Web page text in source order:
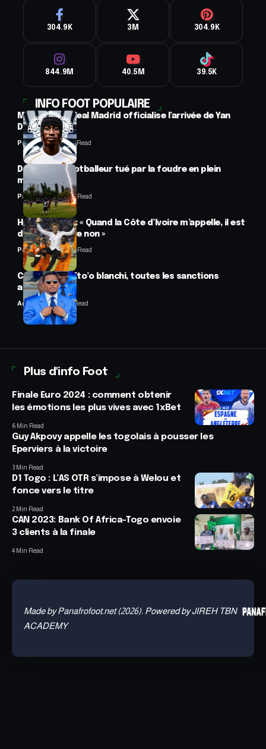
304.9K 3M 304.9K
844.9M 40.5M 39.5K
INFO FOOT POPULAIRE
Mercato : Le Real Madrid officialise l’arrivée de Yan
Diomandé
Panafrofoot1 Min Read
Drame : un footballeur tué par la foudre en plein
match
Panafrofoot2 Min Read
Hervé Renard : « Quand la Côte d’Ivoire m’appelle, il est
difficile de dire non »
Panafrofoot2 Min Read
CAF : Samuel Eto’o blanchi, toutes les sanctions
annulées
Anselme AVI2 Min Read
Plus d'info Foot
Finale Euro 2024 : comment obtenir
les émotions les plus vives avec 1xBet
6 Min Read
Guy Akpovy appelle les togolais à pousser les
Eperviers à la victoire
3 Min Read
D1 Togo : L’AS OTR s’impose à Welou et
fonce vers le titre
2 Min Read
CAN 2023: Bank Of Africa-Togo envoie
3 clients à la finale
4 Min Read
Made by Panafrofoot.net (2026). Powered by JIREH TBN
ACADEMY